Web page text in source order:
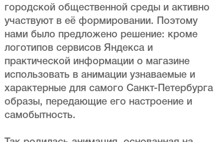
городской общественной среды и активно
участвуют в её формировании. Поэтому
нами было предложено решение: кроме
логотипов сервисов Яндекса и
практической информации о магазине
использовать в анимации узнаваемые и
характерные для самого Санкт-Петербурга
образы, передающие его настроение и
самобытность.